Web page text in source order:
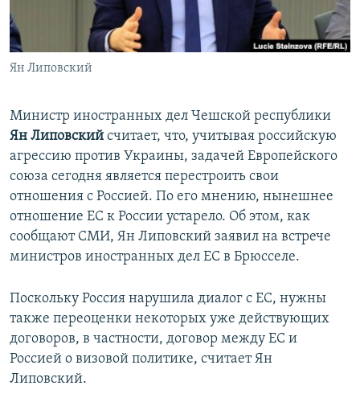
ПОБЕДИТЕЛЕЙ НЕ СУДЯТ?
КРЫМ.НЕПОКОРЕННЫЙ
ELIFBE
ПРИСОЕДИНЯЙТЕСЬ!
Все сайты RFE/RL
Ян Липовский
Министр иностранных дел Чешской республики
Ян Липовский считает, что, учитывая российскую
агрессию против Украины, задачей Европейского
союза сегодня является перестроить свои
отношения с Россией. По его мнению, нынешнее
отношение ЕС к России устарело. Об этом, как
сообщают СМИ, Ян Липовский заявил на встрече
министров иностранных дел ЕС в Брюсселе.
Поскольку Россия нарушила диалог с ЕС, нужны
также переоценки некоторых уже действующих
договоров, в частности, договор между ЕС и
Россией о визовой политике, считает Ян
Липовский.